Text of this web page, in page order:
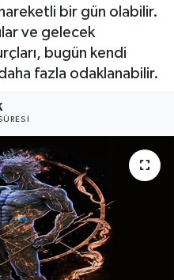
hareketli bir gün olabilir.
ve gelecek
bugün kendi
fazla odaklanabilir.